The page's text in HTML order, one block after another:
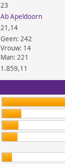
23
Ab Apeldoorn
21,14
Geen: 242
Vrouw: 14
Man: 221
1.859,11